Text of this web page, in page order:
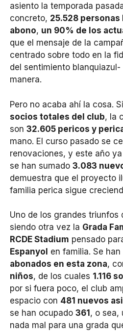
asiento la temporada
concreto, 25.528 personas
abono, un 90% de los
que el mensaje de la
centrado sobre todo en la
del sentimiento
manera.
Pero no acaba ahí la cosa.
socios totales del club, la
son 32.605 pericos y
mano. El curso pasado se
renovaciones, y este año
se han sumado 3.083
demuestra que el proyecto
familia perica sigue
Uno de los grandes triunfos
siendo otra vez la Grada
RCDE Stadium pensado
Espanyol en familia. Se
abonados en esta zona,
niños, de los cuales 1.116
por si fuera poco, el club
espacio con 481 nuevos
se han ocupado 361 , o sea,
nada mal para una grada